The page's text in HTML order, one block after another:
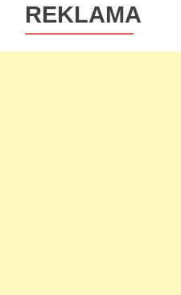
REKLAMA